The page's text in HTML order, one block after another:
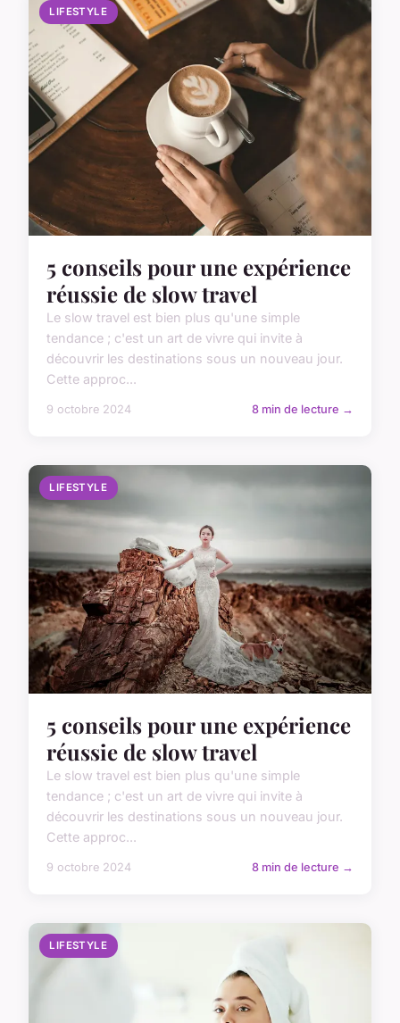
LIFESTYLE
5 conseils pour une expérience
réussie de slow travel
Le slow travel est bien plus qu'une simple
tendance ; c'est un art de vivre qui invite à
découvrir les destinations sous un nouveau jour.
Cette approc...
9 octobre 2024 8 min de lecture →
LIFESTYLE
5 conseils pour une expérience
réussie de slow travel
Le slow travel est bien plus qu'une simple
tendance ; c'est un art de vivre qui invite à
découvrir les destinations sous un nouveau jour.
Cette approc...
9 octobre 2024 8 min de lecture →
LIFESTYLE